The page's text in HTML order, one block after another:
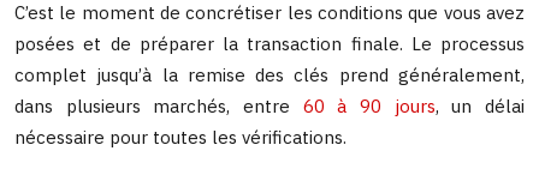
C’est le moment de concrétiser les conditions que vous avez
posées et de préparer la transaction finale. Le processus
complet jusqu’à la remise des clés prend généralement,
dans plusieurs marchés, entre 60 à 90 jours, un délai
nécessaire pour toutes les vérifications.